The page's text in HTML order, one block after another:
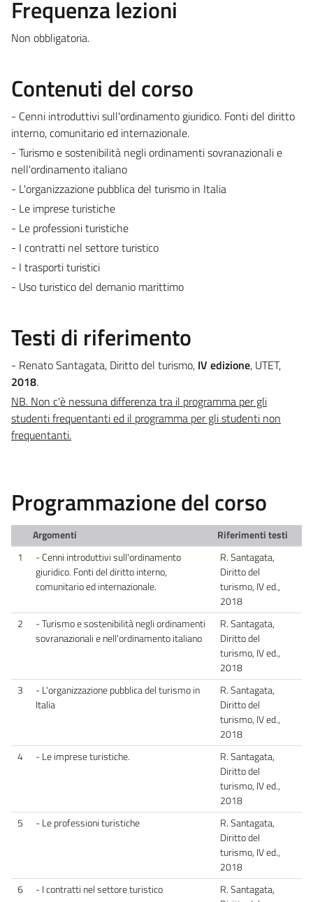
Frequenza lezioni
Non obbligatoria.
Contenuti del corso
- Cenni introduttivi sull'ordinamento giuridico. Fonti del diritto
interno, comunitario ed internazionale.
- Turismo e sostenibilità negli ordinamenti sovranazionali e
nell'ordinamento italiano
- L'organizzazione pubblica del turismo in Italia
- Le imprese turistiche
- Le professioni turistiche
- I contratti nel settore turistico
- I trasporti turistici
- Uso turistico del demanio marittimo
Testi di riferimento
- Renato Santagata, Diritto del turismo, IV edizione, UTET,
2018.
NB. Non c'è nessuna differenza tra il programma per gli
studenti frequentanti ed il programma per gli studenti non
frequentanti.
Programmazione del corso
Argomenti
Riferimenti testi
1
- Cenni introduttivi sull'ordinamento
giuridico. Fonti del diritto interno,
comunitario ed internazionale.
R. Santagata,
Diritto del
turismo, IV ed.,
2018
2
- Turismo e sostenibilità negli ordinamenti
sovranazionali e nell'ordinamento italiano
R. Santagata,
Diritto del
turismo, IV ed.,
2018
3
- L'organizzazione pubblica del turismo in
Italia
R. Santagata,
Diritto del
turismo, IV ed.,
2018
4
- Le imprese turistiche.
R. Santagata,
Diritto del
turismo, IV ed.,
2018
5
- Le professioni turistiche
R. Santagata,
Diritto del
turismo, IV ed.,
2018
6
- I contratti nel settore turistico
R. Santagata,